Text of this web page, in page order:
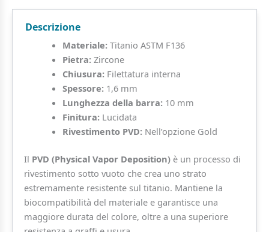
Descrizione
Materiale:Titanio ASTM F136
Pietra:Zircone
Chiusura:Filettatura interna
Spessore:1,6 mm
Lunghezza della barra:10 mm
Finitura:Lucidata
Rivestimento PVD:Nell’opzione Gold
Il PVD (Physical Vapor Deposition)è un processo di
rivestimento sotto vuoto che crea uno strato
estremamente resistente sul titanio. Mantiene la
biocompatibilità del materiale e garantisce una
maggiore durata del colore, oltre a una superiore